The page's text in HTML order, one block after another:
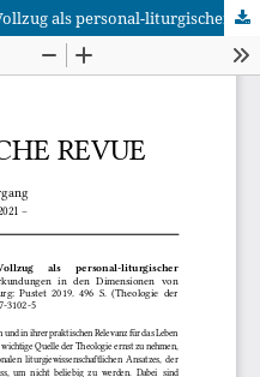
Geiger, Stefan: Der liturgische Vollzug als personal-liturgischer Erfahrungsraum. Liturgietheologische Erkundungen in den Dimensionen von Personalität und Ekklesiologie